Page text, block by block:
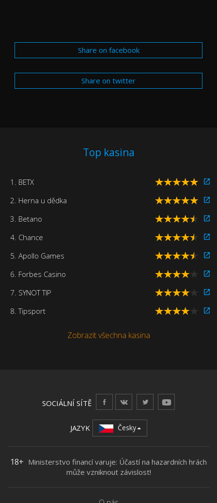
Share on facebook
Share on twitter
Top kasina
1. BETX
2. Herna u dědka
3. Betano
4. Chance
5. Apollo Games
6. Forbes Casino
7. SYNOT TIP
8. Tipsport
Zobrazit všechna kasina
SOCIÁLNÍ SÍTĚ
JAZYK Česky
18+ Ministerstvo financí varuje: Účastí na hazardních hrách
může vzniknout závislost!